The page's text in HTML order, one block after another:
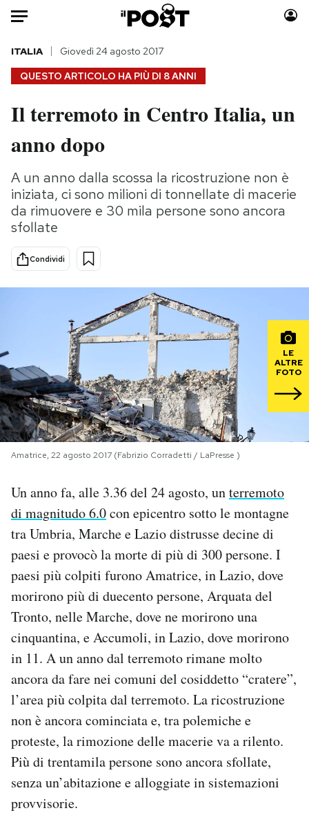
Auto
HOME
Italia
Politica
Tecnologia
Internet
Scienza
Cultura
Economia
Moda
Storie/Idee
Ok Boomer!
Media
PODCAST
NEWSLETTER
I MIEI PREFERITI
CALENDARIO
AREA PERSONALE
Area Personale
Newsletter
Regala il Post
Hai bisogno di aiuto?
Esci
QUESTO ARTICOLO HA PIÙ DI 8 ANNI
ITALIA Giovedì 24 agosto 2017
Il terremoto in Centro Italia, un
anno dopo
A un anno dalla scossa la ricostruzione non è
iniziata, ci sono milioni di tonnellate di macerie
da rimuovere e 30 mila persone sono ancora
sfollate
Condividi
LE
ALTRE
FOTO
Amatrice, 22 agosto 2017 (Fabrizio Corradetti / LaPresse )
Un anno fa, alle 3.36 del 24 agosto, unterremoto
di magnitudo 6.0con epicentro sotto le montagne
tra Umbria, Marche e Lazio distrusse decine di
paesi e provocò la morte di più di 300 persone. I
paesi più colpiti furono Amatrice, in Lazio, dove
morirono più di duecento persone, Arquata del
Tronto, nelle Marche, dove ne morirono una
cinquantina, e Accumoli, in Lazio, dove morirono
in 11. A un anno dal terremoto rimane molto
ancora da fare nei comuni del cosiddetto “cratere”,
l’area più colpita dal terremoto. La ricostruzione
non è ancora cominciata e, tra polemiche e
proteste, la rimozione delle macerie va a rilento.
Più di trentamila persone sono ancora sfollate,
senza un’abitazione e alloggiate in sistemazioni
provvisorie.